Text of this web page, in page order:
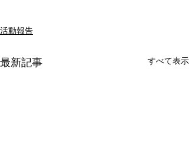
活動報告
最新記事 すべて表示